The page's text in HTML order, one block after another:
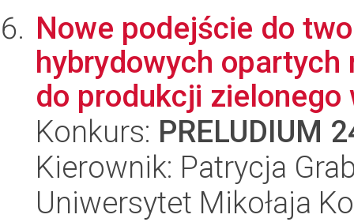
Nowe podejście do
hybrydowych
do produkcji zielonego
Konkurs: PRELUDIUM
Kierownik: Patrycja
Uniwersytet Mikołaja